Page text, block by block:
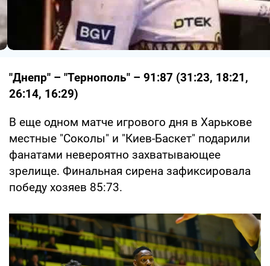
"Днепр" – "Тернополь" – 91:87 (31:23, 18:21,
26:14, 16:29)
В еще одном матче игрового дня в Харькове
местные "Соколы" и "Киев-Баскет" подарили
фанатами невероятно захватывающее
зрелище. Финальная сирена зафиксировала
победу хозяев 85:73.